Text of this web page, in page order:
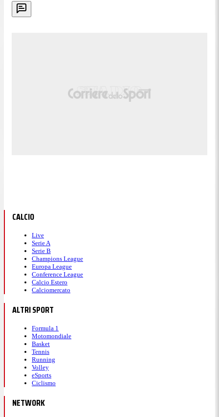
CALCIO
Live
Serie A
Serie B
Champions League
Europa League
Conference League
Calcio Estero
Calciomercato
ALTRI SPORT
Formula 1
Motomondiale
Basket
Tennis
Running
Volley
eSports
Ciclismo
NETWORK